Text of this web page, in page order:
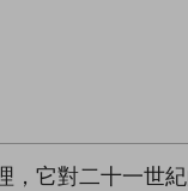
，它對二十一世